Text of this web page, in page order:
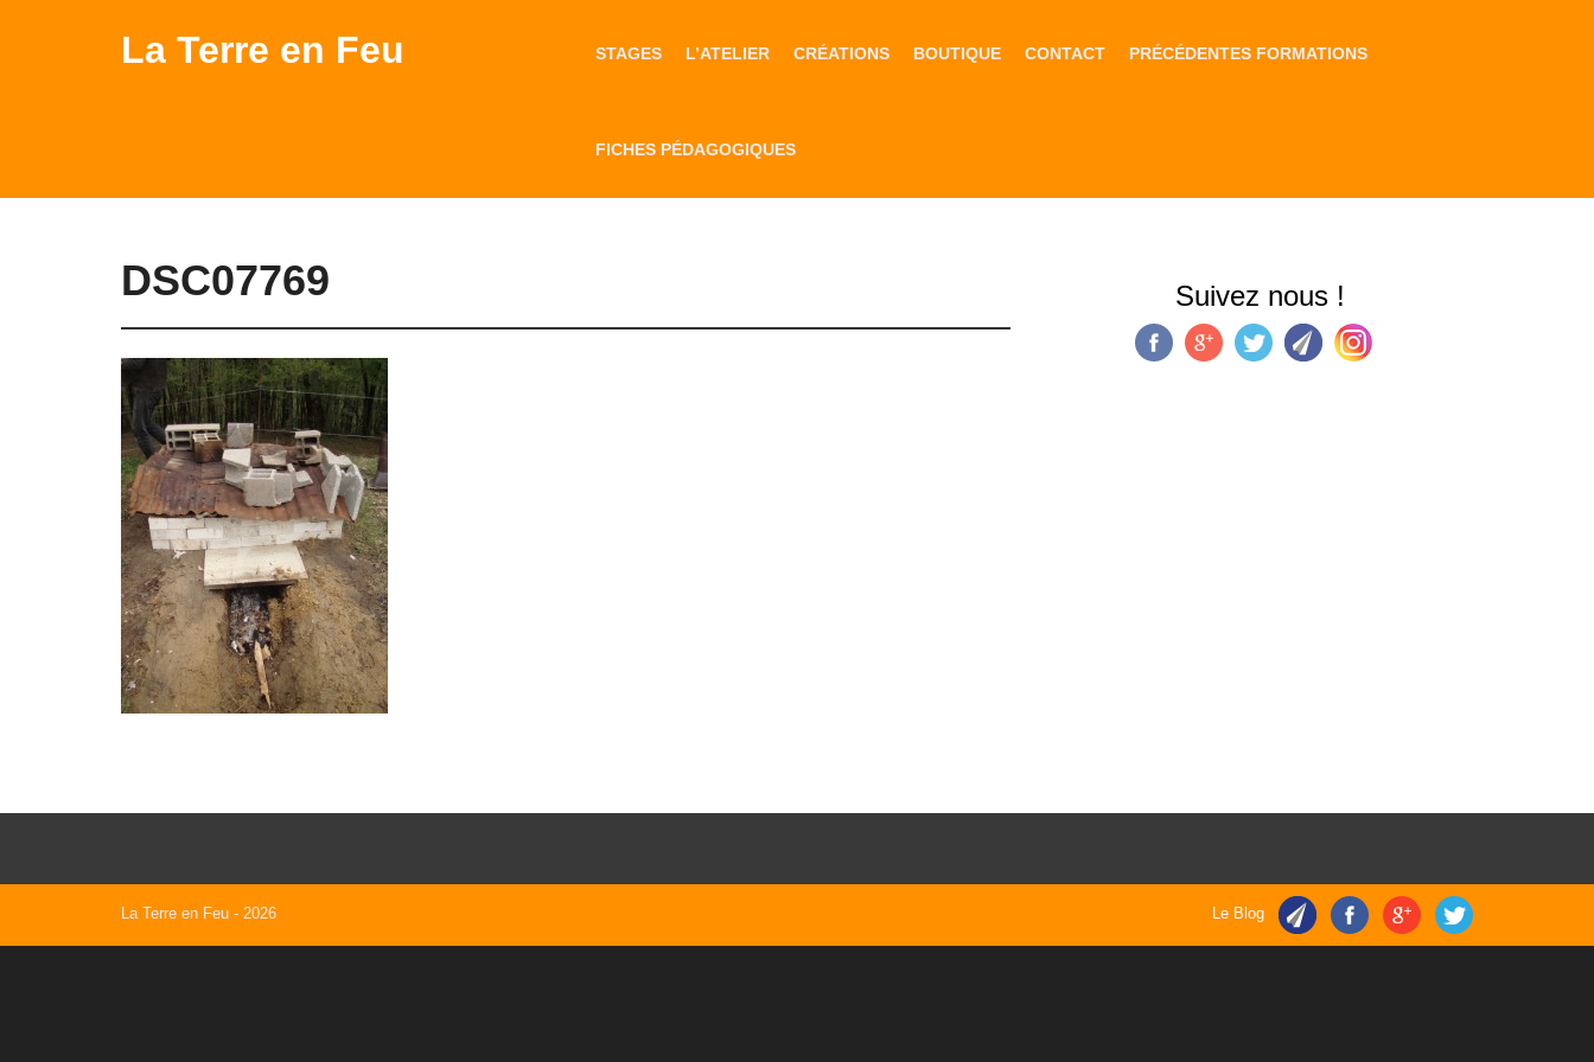
La Terre en Feu STAGES L’ATELIER CRÉATIONS BOUTIQUE CONTACT PRÉCÉDENTES FORMATIONS
FICHES PÉDAGOGIQUES
DSC07769 Suivez nous !
La Terre en Feu - 2026 Le Blog